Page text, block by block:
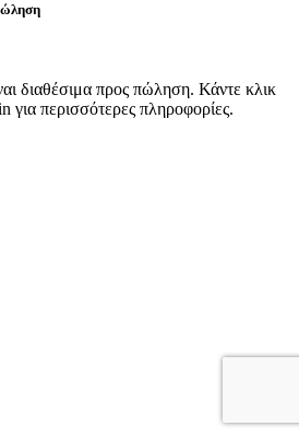
διαθέσιμα προς πώληση. Κάντε κλικ
περισσότερες πληροφορίες.